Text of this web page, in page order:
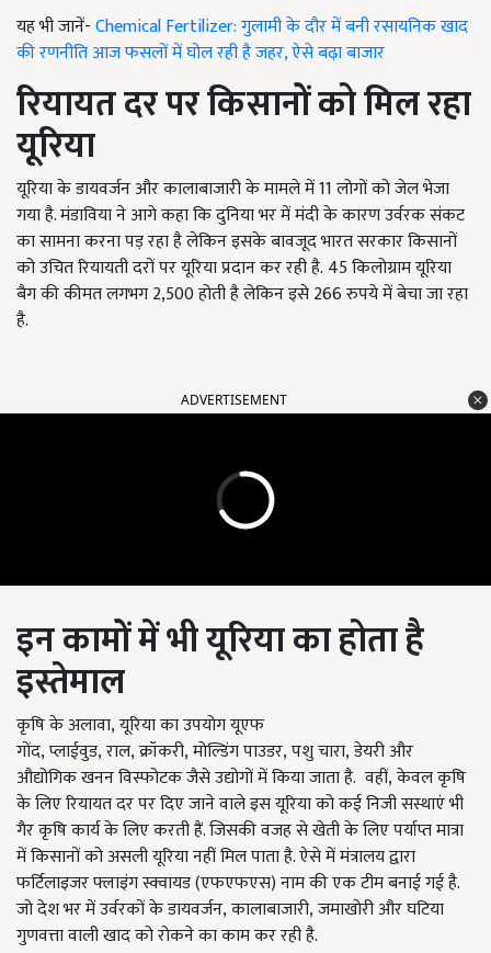
यह भी जानें-Chemical Fertilizer: गुलामी के दौर में बनी रसायनिक खाद
की रणनीति आज फसलों में घोल रही है जहर, ऐसे बढ़ा बाजार
रियायत दर पर किसानों को मिल रहा
यूरिया
यूरिया के डायवर्जन और कालाबाजारी के मामले में11लोगों को जेल भेजा
गया है. मंडाविया ने आगे कहा कि दुनिया भर में मंदी के कारण उर्वरक संकट
का सामना करना पड़ रहा है लेकिन इसके बावजूद भारत सरकार किसानों
को उचित रियायती दरों पर यूरिया प्रदान कर रही है. 45किलोग्राम यूरिया
बैग की कीमत लगभग2,500होती है लेकिन इसे266रुपये में बेचा जा रहा
है.
ADVERTISEMENT
इन कामों में भी यूरिया का होता है
इस्तेमाल
कृषि के अलावा,यूरिया का उपयोग यूएफ
गोंद,प्लाईवुड,राल,क्रॉकरी,मोल्डिंग पाउडर,पशु चारा,डेयरी और
औद्योगिक खनन विस्फोटक जैसे उद्योगों में किया जाता है. वहीं,केवल कृषि
के लिए रियायत दर पर दिए जाने वाले इस यूरिया को कई निजी सस्थाएं भी
गैर कृषि कार्य के लिए करती हैं. जिसकी वजह से खेती के लिए पर्याप्त मात्रा
में किसानों को असली यूरिया नहीं मिल पाता है. ऐसे में मंत्रालय द्वारा
फर्टिलाइजर फ्लाइंग स्क्वायड (एफएफएस) नाम की एक टीम बनाई गई है.
जो देश भर में उर्वरकों के डायवर्जन,कालाबाजारी,जमाखोरी और घटिया
गुणवत्ता वाली खाद को रोकने का काम कर रही है.